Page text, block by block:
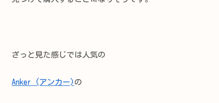
ざっと見た感じでは人気の
Anker (アンカー)の